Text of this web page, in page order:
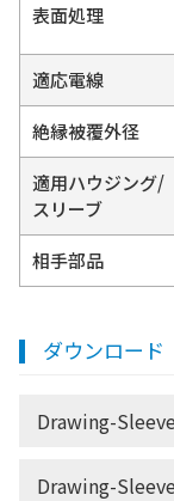
表面処理
適応電線
絶縁被覆外径
適用ハウジング/
スリーブ
相手部品
ダウンロード
Drawing-
Drawing-